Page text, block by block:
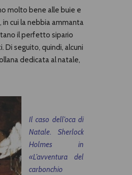
molto bene alle buie e
cui la nebbia ammanta
il perfetto sipario
Di seguito, quindi, alcuni
dedicata al natale,
Il caso dell’oca di
Natale. Sherlock
Holmes in
«L’avventura del
carbonchio